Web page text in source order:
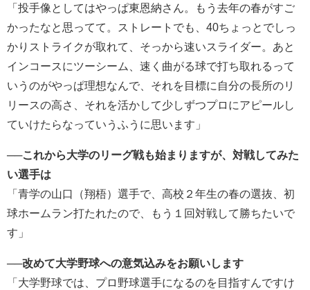
「投手像としてはやっぱ東恩納さん。もう去年の春がすご
かったなと思ってて。ストレートでも、40ちょっとでしっ
かりストライクが取れて、そっから速いスライダー。あと
インコースにツーシーム、速く曲がる球で打ち取れるって
いうのがやっぱ理想なんで、それを目標に自分の長所のリ
リースの高さ、それを活かして少しずつプロにアピールし
ていけたらなっていうふうに思います」
──これから大学のリーグ戦も始まりますが、対戦してみた
い選手は
「青学の山口（翔梧）選手で、高校２年生の春の選抜、初
球ホームラン打たれたので、もう１回対戦して勝ちたいで
す」
──改めて大学野球への意気込みをお願いします
「大学野球では、プロ野球選手になるのを目指すんですけ